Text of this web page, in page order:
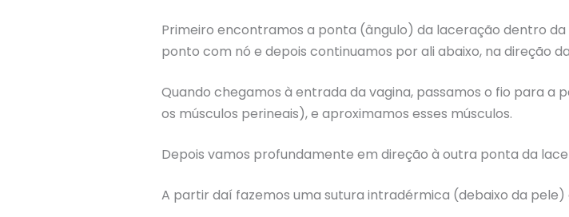
Primeiro encontramos a ponta (ângulo) da laceração dentro
ponto com nó e depois continuamos por ali abaixo, na direção
Quando chegamos à entrada da vagina, passamos o fio para
os músculos perineais), e aproximamos esses músculos.
Depois vamos profundamente em direção à outra ponta da
A partir daí fazemos uma sutura intradérmica (debaixo da